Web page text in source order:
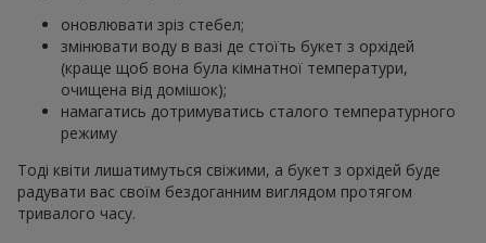
оновлювати зріз стебел;
змінювати воду в вазі де стоїть букет з орхідей
(краще щоб вона була кімнатної температури,
очищена від домішок);
намагатись дотримуватись сталого температурного
режиму
Тоді квіти лишатимуться свіжими, а букет з орхідей буде
радувати вас своїм бездоганним виглядом протягом
тривалого часу.